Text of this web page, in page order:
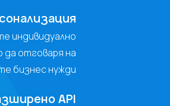
индивидуално
отговаря на
бизнес нужди
API